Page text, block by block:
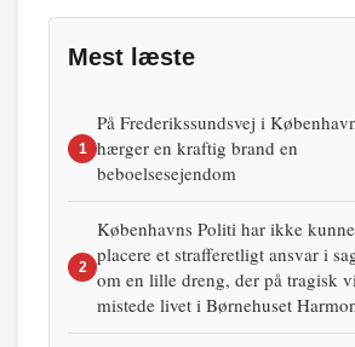
Mest læste
1
På Frederikssundsvej i
hærger en kraftig brand en
beboelsesejendom
2
Københavns Politi har ikke
placere et strafferetligt ansvar i
om en lille dreng, der på tragisk
mistede livet i Børnehuset